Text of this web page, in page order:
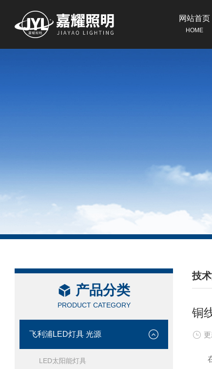
网站首页
HOME
产品分类
PRODUCT CATEGORY
飞利浦LED灯具 光源
LED太阳能灯具
技
/
铜
在